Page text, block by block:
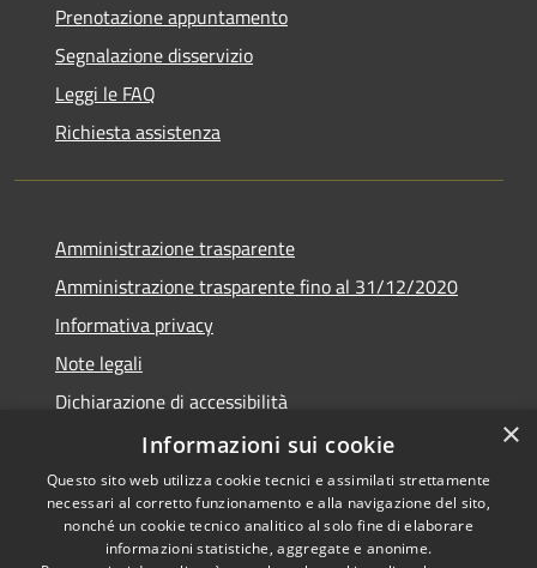
Prenotazione appuntamento
Segnalazione disservizio
Leggi le FAQ
Richiesta assistenza
Amministrazione trasparente
Amministrazione trasparente fino al 31/12/2020
Informativa privacy
Note legali
Dichiarazione di accessibilità
Accessibilità
Copyright © 2026 • Comune di
Teramo • Powered by
×
Informazioni sui cookie
Questo sito web utilizza cookie tecnici e assimilati strettamente
necessari al corretto funzionamento e alla navigazione del sito,
nonché un cookie tecnico analitico al solo fine di elaborare
informazioni statistiche, aggregate e anonime.